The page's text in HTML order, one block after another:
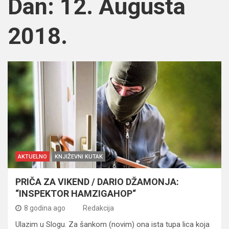
Dan: 12. Augusta
2018.
AKTUELNO KNJIŽEVNI KUTAK
PRIČA ZA VIKEND / DARIO DŽAMONJA:
“INSPEKTOR HAMZIGAHOP“
8 godina ago Redakcija
Ulazim u Slogu. Za šankom (novim) ona ista tupa lica koja